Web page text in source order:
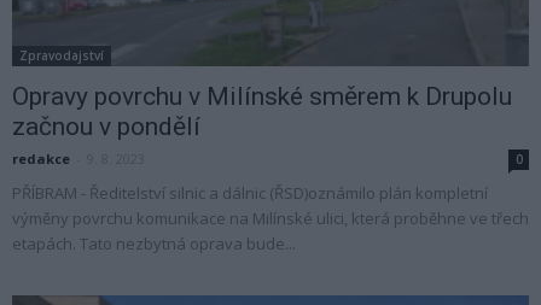
Zpravodajství
Opravy povrchu v Milínské směrem k Drupolu
začnou v pondělí
redakce 0
PŘÍBRAM - Ředitelství silnic a dálnic (ŘSD)oznámilo plán kompletní
výměny povrchu komunikace na Milínské ulici, která proběhne ve třech
etapách. Tato nezbytná oprava bude...